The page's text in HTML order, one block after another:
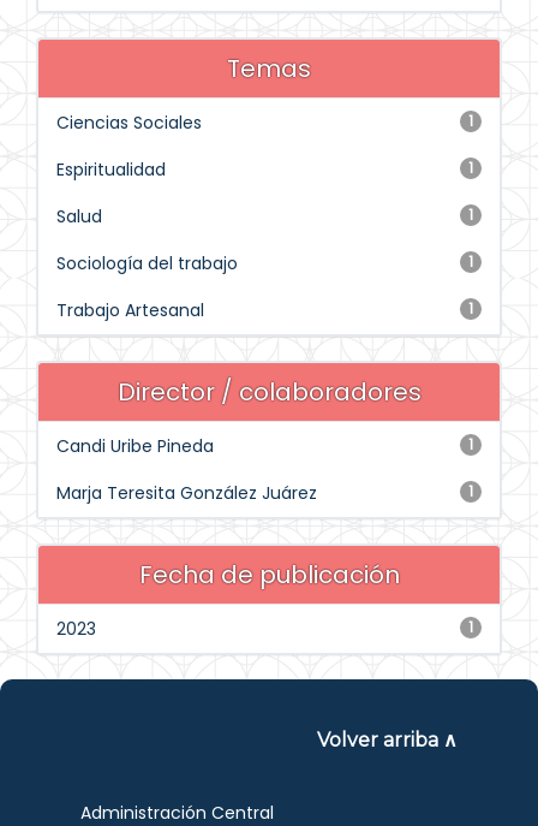
Temas
1
Ciencias Sociales
1
Espiritualidad
1
Salud
1
Sociología del trabajo
1
Trabajo Artesanal
Director / colaboradores
1
Candi Uribe Pineda
1
Marja Teresita González Juárez
Fecha de publicación
1
2023
Volver arriba ∧
Administración Central